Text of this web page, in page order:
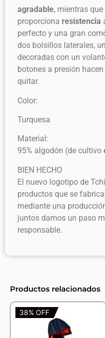
agradable, mientras
proporciona resistencia
perfecto y una gran
dos bolsillos laterales,
decoradas con un
botones a presión
quitar.
Color:
Turquesa
Material:
95% algodón (de cultivo
BIEN HECHO
El nuevo logotipo de
productos que se
mediante una
juntos damos un paso
responsable.
Productos relacionados
38% OFF